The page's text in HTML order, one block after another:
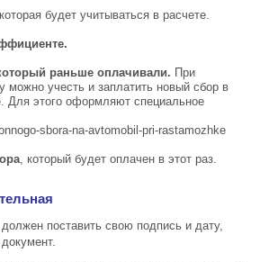
которая будет учитываться в расчете.
раньше оплачивали. При
можно учесть и заплатить новый сбор в
Для этого оформляют специальное
, который будет оплачен в этот раз.
поставить свою подпись и дату,